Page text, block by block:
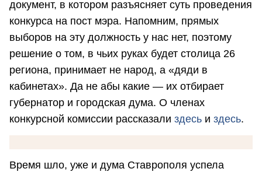
документ, в котором разъясняет суть проведения
конкурса на пост мэра. Напомним, прямых
выборов на эту должность у нас нет, поэтому
решение о том, в чьих руках будет столица 26
региона, принимает не народ, а «дяди в
кабинетах». Да не абы какие — их отбирает
губернатор и городская дума. О членах
конкурсной комиссии рассказали здесь и здесь.
Время шло, уже и дума Ставрополя успела